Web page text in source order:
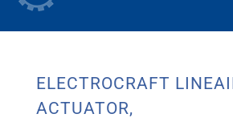
ELECTROCRAFT
ACTUATOR,